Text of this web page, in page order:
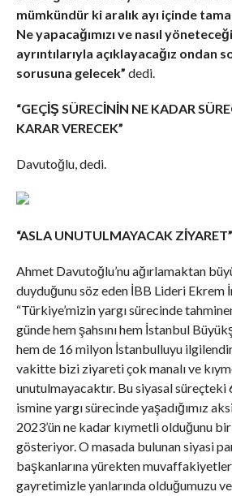
mümkündür ki aralık ayı içinde
Ne yapacağımızı ve nasıl
ayrıntılarıyla açıklayacağız ondan
sorusuna gelecek” dedi.
“GEÇİŞ SÜRECİNİN NE KADAR
KARAR VERECEK”
Davutoğlu, dedi.
“ASLA UNUTULMAYACAK ZİYARET”
Ahmet Davutoğlu’nu ağırlamaktan
duyduğunu söz eden İBB Lideri Ekrem
“Türkiye’mizin yargı sürecinde
günde hem şahsını hem İstanbul
hem de 16 milyon İstanbulluyu
vakitte bizi ziyareti çok manalı ve
unutulmayacaktır. Bu siyasal süreçteki
ismine yargı sürecinde yaşadığımız
2023’ün ne kadar kıymetli olduğunu
gösteriyor. O masada bulunan siyasi
başkanlarına yürekten
gayretimizle yanlarında olduğumuzu